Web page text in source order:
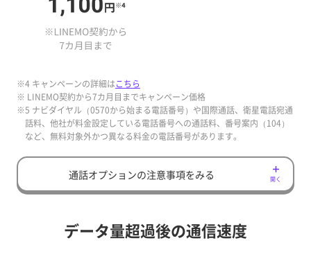
※4 キャンペーンの詳細はこちら
※ LINEMO契約から7カ月目までキャンペーン価格
※5 ナビダイヤル（0570から始まる電話番号）や国際通話、衛星電話宛通
話料、他社が料金設定している電話番号への通話料、番号案内（104）
など、無料対象外かつ異なる料金の電話番号があります。
通話オプションの注意事項をみる 開く
データ量超過後の通信速度